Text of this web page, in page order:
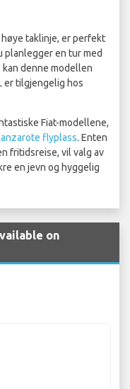
taklinje, er perfekt
planlegger en tur med
denne modellen
er tilgjengelig hos
Fiat-modellene,
flyplass. Enten
fritidsreise, vil valg av
en jevn og hyggelig
on